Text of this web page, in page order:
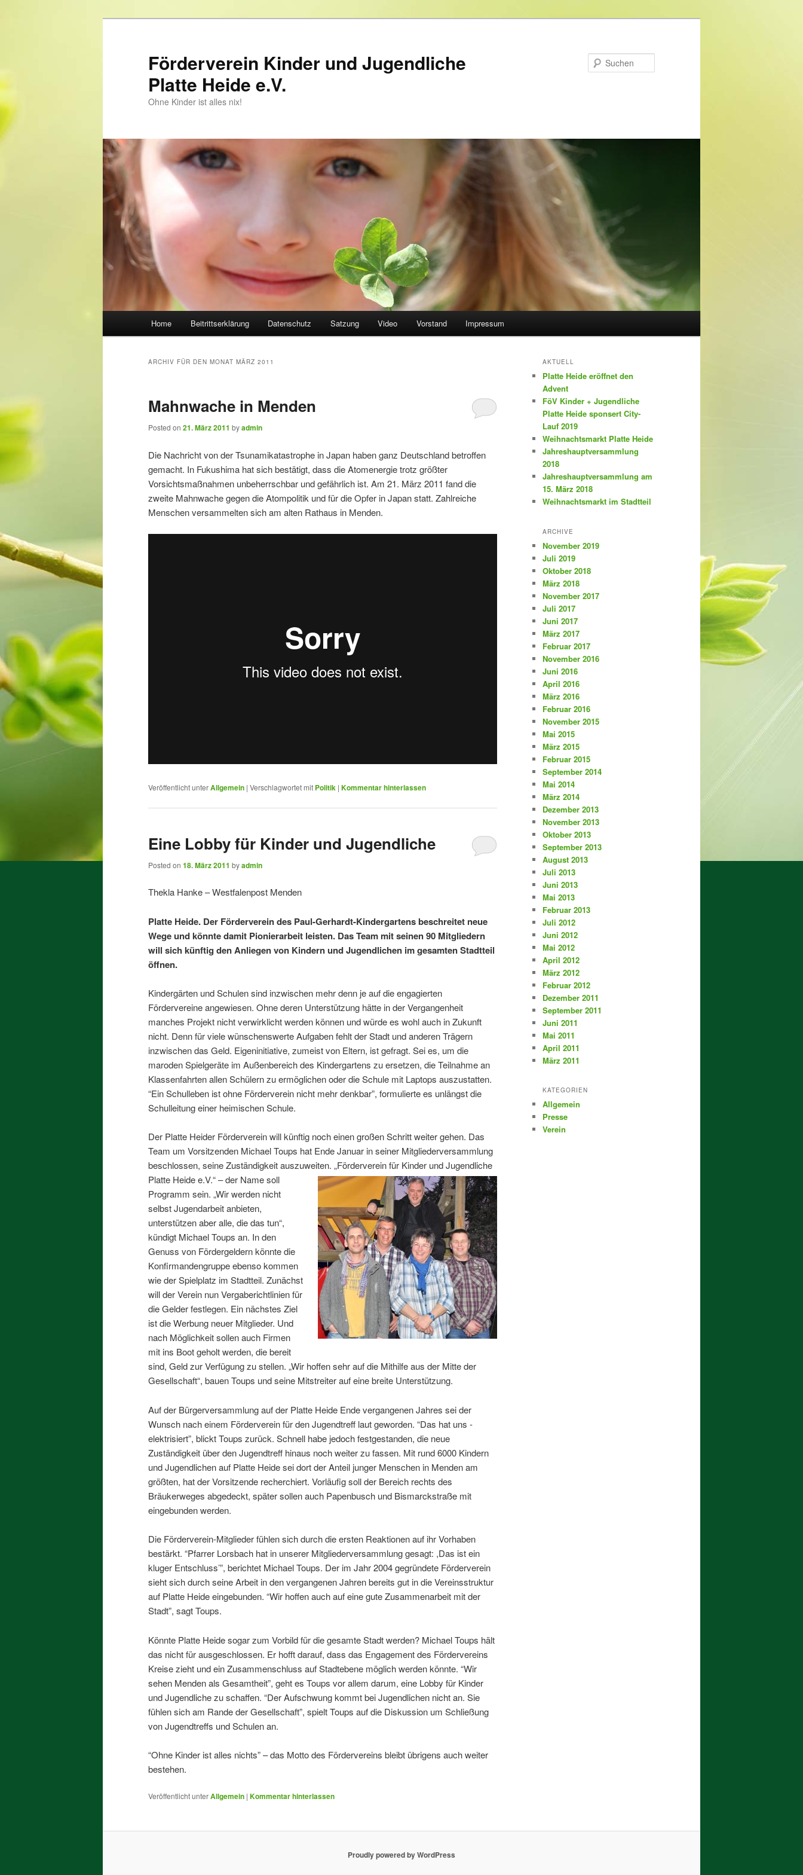
Förderverein Kinder und Jugendliche
Platte Heide e.V.
Ohne Kinder ist alles nix!
Zum Inhalt wechseln
Zum sekundären Inhalt wechseln
Home Beitrittserklärung Datenschutz Satzung Video Vorstand Impressum
ARCHIV FÜR DEN MONAT MÄRZ 2011
Mahnwache in Menden
Posted on 21. März 2011 byadmin
Die Nachricht von der Tsunamikatastrophe in Japan haben ganz Deutschland betroffen
gemacht. In Fukushima hat sich bestätigt, dass die Atomenergie trotz größter
Vorsichtsmaßnahmen unbeherrschbar und gefährlich ist. Am 21. März 2011 fand die
zweite Mahnwache gegen die Atompolitik und für die Opfer in Japan statt. Zahlreiche
Menschen versammelten sich am alten Rathaus in Menden.
Veröffentlicht unterAllgemein | Verschlagwortet mit Politik | Kommentar hinterlassen
Eine Lobby für Kinder und Jugendliche
Posted on 18. März 2011 byadmin
Thekla Hanke – Westfalenpost Menden
Platte Heide. Der Förderverein des Paul-Gerhardt-Kindergartens beschreitet neue
Wege und könnte damit Pionierarbeit leisten. Das Team mit seinen 90 Mitgliedern
will sich künftig den Anliegen von Kindern und Jugendlichen im gesamten Stadtteil
öffnen.
Kindergärten und Schulen sind inzwischen mehr denn je auf die engagierten
Fördervereine angewiesen. Ohne deren Unterstützung hätte in der Vergangenheit
manches Projekt nicht verwirklicht werden können und würde es wohl auch in Zukunft
nicht. Denn für viele wünschenswerte Aufgaben fehlt der Stadt und anderen Trägern
inzwischen das Geld. Eigeninitiative, zumeist von Eltern, ist gefragt. Sei es, um die
maroden Spielgeräte im Außenbereich des Kindergartens zu ersetzen, die Teilnahme an
Klassenfahrten allen Schülern zu ermöglichen oder die Schule mit Laptops auszustatten.
“Ein Schulleben ist ohne Förderverein nicht mehr denkbar”, formulierte es unlängst die
Schulleitung einer heimischen Schule.
Der Platte Heider Förderverein will künftig noch einen großen Schritt weiter gehen. Das
Team um Vorsitzenden Michael Toups hat Ende Januar in seiner Mitgliederversammlung
beschlossen, seine Zuständigkeit auszuweiten. „Förderverein für Kinder und Jugendliche
Platte Heide e.V.“ – der Name soll
Programm sein. „Wir werden nicht
selbst Jugendarbeit anbieten,
unterstützen aber alle, die das tun“,
kündigt Michael Toups an. In den
Genuss von Fördergeldern könnte die
Konfirmandengruppe ebenso kommen
wie der Spielplatz im Stadtteil. Zunächst
will der Verein nun Vergaberichtlinien für
die Gelder festlegen. Ein nächstes Ziel
ist die Werbung neuer Mitglieder. Und
nach Möglichkeit sollen auch Firmen
mit ins Boot geholt werden, die bereit
sind, Geld zur Verfügung zu stellen. „Wir hoffen sehr auf die Mithilfe aus der Mitte der
Gesellschaft“, bauen Toups und seine Mitstreiter auf eine breite Unterstützung.
Auf der Bürgerversammlung auf der Platte Heide Ende vergangenen Jahres sei der
Wunsch nach einem Förderverein für den Jugendtreff laut geworden. “Das hat uns ­
elektrisiert”, blickt Toups zurück. Schnell habe jedoch festgestanden, die neue
Zuständigkeit über den Jugendtreff hinaus noch weiter zu fassen. Mit rund 6000 Kindern
und Jugendlichen auf Platte Heide sei dort der Anteil junger Menschen in Menden am
größten, hat der Vorsitzende recherchiert. Vorläufig soll der Bereich rechts des
Bräukerweges abgedeckt, später sollen auch Papenbusch und Bismarckstraße mit
eingebunden werden.
Die Förderverein-Mitglieder fühlen sich durch die ersten Reaktionen auf ihr Vorhaben
bestärkt. “Pfarrer Lorsbach hat in unserer Mitgliederversammlung gesagt: ,Das ist ein
kluger Entschluss’”, berichtet Michael Toups. Der im Jahr 2004 gegründete Förderverein
sieht sich durch seine Arbeit in den vergangenen Jahren bereits gut in die Vereinsstruktur
auf Platte Heide eingebunden. “Wir hoffen auch auf eine gute Zusammenarbeit mit der
Stadt”, sagt Toups.
Könnte Platte Heide sogar zum Vorbild für die gesamte Stadt werden? Michael Toups hält
das nicht für ausgeschlossen. Er hofft darauf, dass das Engagement des Fördervereins
Kreise zieht und ein Zusammenschluss auf Stadtebene möglich werden könnte. “Wir
sehen Menden als Gesamtheit”, geht es Toups vor allem darum, eine Lobby für Kinder
und Jugendliche zu schaffen. “Der Aufschwung kommt bei Jugendlichen nicht an. Sie
fühlen sich am Rande der Gesellschaft”, spielt Toups auf die Diskussion um Schließung
von Jugendtreffs und Schulen an.
“Ohne Kinder ist alles nichts” – das Motto des Fördervereins bleibt übrigens auch weiter
bestehen.
Veröffentlicht unterAllgemein | Kommentar hinterlassen
AKTUELL
Platte Heide eröffnet den
Advent
FöV Kinder + Jugendliche
Platte Heide sponsert City-
Lauf 2019
Weihnachtsmarkt Platte Heide
Jahreshauptversammlung
2018
Jahreshauptversammlung am
15. März 2018
Weihnachtsmarkt im Stadtteil
ARCHIVE
November 2019
Juli 2019
Oktober 2018
März 2018
November 2017
Juli 2017
Juni 2017
März 2017
Februar 2017
November 2016
Juni 2016
April 2016
März 2016
Februar 2016
November 2015
Mai 2015
März 2015
Februar 2015
September 2014
Mai 2014
März 2014
Dezember 2013
November 2013
Oktober 2013
September 2013
August 2013
Juli 2013
Juni 2013
Mai 2013
Februar 2013
Juli 2012
Juni 2012
Mai 2012
April 2012
März 2012
Februar 2012
Dezember 2011
September 2011
Juni 2011
Mai 2011
April 2011
März 2011
KATEGORIEN
Allgemein
Presse
Verein
Proudly powered by WordPress